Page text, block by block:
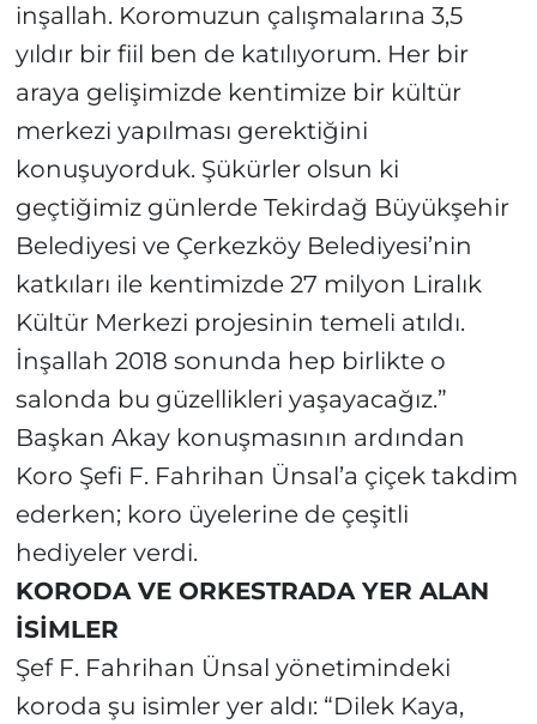
inşallah. Koromuzun çalışmalarına 3,5
yıldır bir fiil ben de katılıyorum. Her bir
araya gelişimizde kentimize bir kültür
merkezi yapılması gerektiğini
konuşuyorduk. Şükürler olsun ki
geçtiğimiz günlerde Tekirdağ Büyükşehir
Belediyesi ve Çerkezköy Belediyesi’nin
katkıları ile kentimizde 27 milyon Liralık
Kültür Merkezi projesinin temeli atıldı.
İnşallah 2018 sonunda hep birlikte o
salonda bu güzellikleri yaşayacağız.”
Başkan Akay konuşmasının ardından
Koro Şefi F. Fahrihan Ünsal’a çiçek takdim
ederken; koro üyelerine de çeşitli
hediyeler verdi.
KORODA VE ORKESTRADA YER ALAN
İSİMLER
Şef F. Fahrihan Ünsal yönetimindeki
koroda şu isimler yer aldı: “Dilek Kaya,